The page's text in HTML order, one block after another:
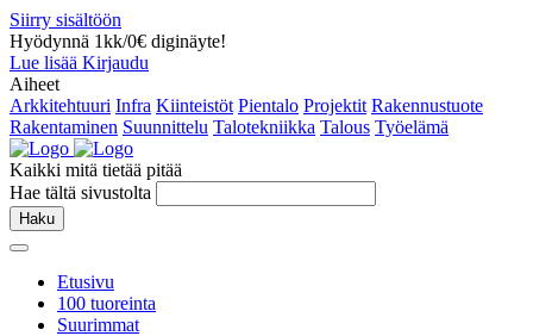
Siirry sisältöön
Hyödynnä 1kk/0€ diginäyte!
Lue lisää Kirjaudu
Aiheet
Arkkitehtuuri Infra Kiinteistöt Pientalo Projektit Rakennustuote
Rakentaminen Suunnittelu Talotekniikka Talous Työelämä
Kaikki mitä tietää pitää
Hae tältä sivustolta
Haku
Etusivu
100 tuoreinta
Suurimmat